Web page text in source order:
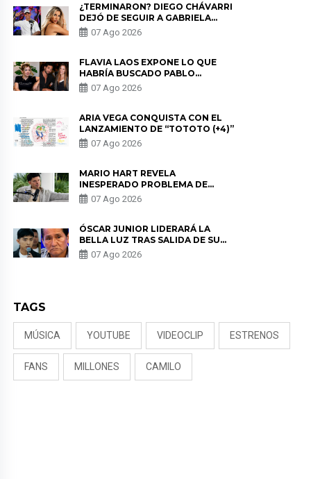
¿TERMINARON? DIEGO CHÁVARRI
DEJÓ DE SEGUIR A GABRIELA
HERRERA Y ANUNCIA SU SALIDA
DE PÓDCAST
07 Ago 2026
FLAVIA LAOS EXPONE LO QUE
HABRÍA BUSCADO PABLO
HEREDIA CON ALE FULLER: “UNA
DE LAS PARTES QUERÍA EL
07 Ago 2026
ARIA VEGA CONQUISTA CON EL
LANZAMIENTO DE “TOTOTO (+4)”
07 Ago 2026
MARIO HART REVELA
INESPERADO PROBLEMA DE
SALUD ANTES DE SEPARARSE DE
KORINA: “ME ENCONTRARON UN
07 Ago 2026
ÓSCAR JUNIOR LIDERARÁ LA
BELLA LUZ TRAS SALIDA DE SU
PADRE POR POLÉMICA CON
NALDY SALDAÑA
07 Ago 2026
TAGS
MÚSICA YOUTUBE VIDEOCLIP ESTRENOS
FANS MILLONES CAMILO